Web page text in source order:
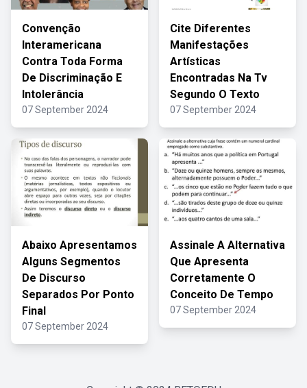
Convenção
Interamericana
Contra Toda Forma
De Discriminação E
Intolerância
07 September 2024
Cite Diferentes
Manifestações
Artísticas
Encontradas Na Tv
Segundo O Texto
07 September 2024
Abaixo Apresentamos
Alguns Segmentos
De Discurso
Separados Por Ponto
Final
07 September 2024
Assinale A Alternativa
Que Apresenta
Corretamente O
Conceito De Tempo
07 September 2024